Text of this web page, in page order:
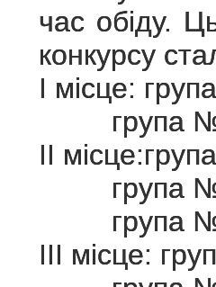
час обіду.
конкурсу
І місце:
група
ІІ
група
група
ІІІ місце: